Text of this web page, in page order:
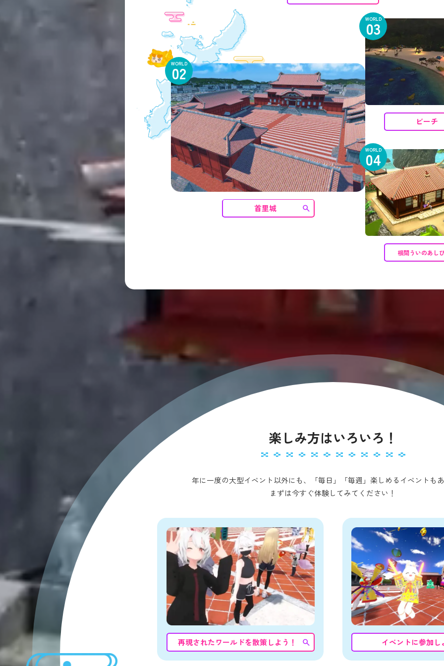
首里城
WORLD
02
ビーチ
WORLD
03
根間ういのあし
WORLD
04
楽しみ方はいろいろ！
年に一度の大型イベント以外にも、
「毎日」「毎週」楽しめるイベントも
まずは今すぐ体験してみてください！
再現されたワールドを散策しよう！ イベントに参加し